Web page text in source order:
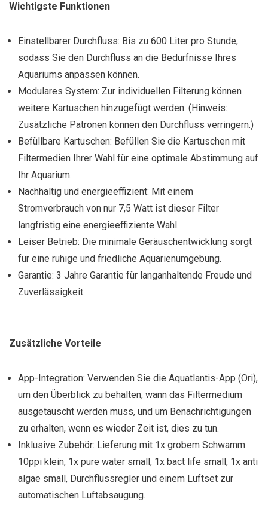
Wichtigste Funktionen
Einstellbarer Durchfluss: Bis zu 600 Liter pro Stunde,
sodass Sie den Durchfluss an die Bedürfnisse Ihres
Aquariums anpassen können.
Modulares System: Zur individuellen Filterung können
weitere Kartuschen hinzugefügt werden. (Hinweis:
Zusätzliche Patronen können den Durchfluss verringern.)
Befüllbare Kartuschen: Befüllen Sie die Kartuschen mit
Filtermedien Ihrer Wahl für eine optimale Abstimmung auf
Ihr Aquarium.
Nachhaltig und energieeffizient: Mit einem
Stromverbrauch von nur 7,5 Watt ist dieser Filter
langfristig eine energieeffiziente Wahl.
Leiser Betrieb: Die minimale Geräuschentwicklung sorgt
für eine ruhige und friedliche Aquarienumgebung.
Garantie: 3 Jahre Garantie für langanhaltende Freude und
Zuverlässigkeit.
Zusätzliche Vorteile
App-Integration: Verwenden Sie die Aquatlantis-App (Ori),
um den Überblick zu behalten, wann das Filtermedium
ausgetauscht werden muss, und um Benachrichtigungen
zu erhalten, wenn es wieder Zeit ist, dies zu tun.
Inklusive Zubehör: Lieferung mit 1x grobem Schwamm
10ppi klein, 1x pure water small, 1x bact life small, 1x anti
algae small, Durchflussregler und einem Luftset zur
automatischen Luftabsaugung.